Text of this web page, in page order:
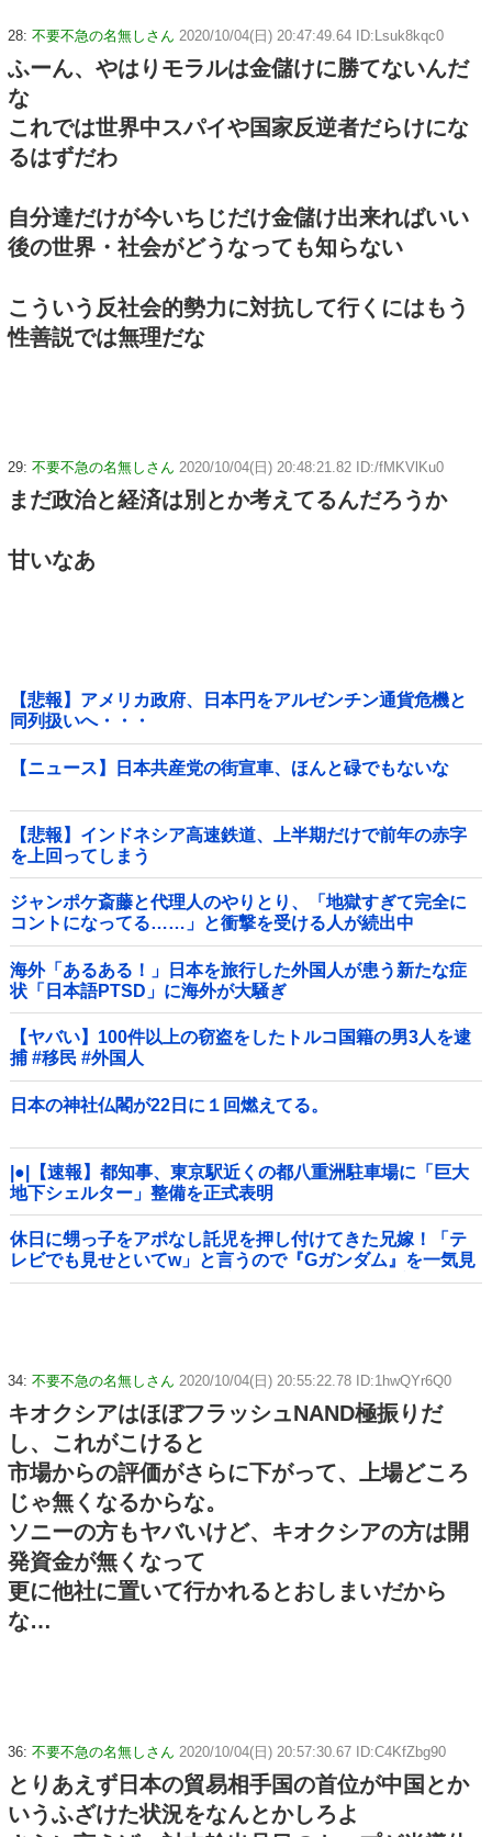
28: 不要不急の名無しさん 2020/10/04(日) 20:47:49.64 ID:Lsuk8kqc0
ふーん、やはりモラルは金儲けに勝てないんだ
な
これでは世界中スパイや国家反逆者だらけにな
るはずだわ
自分達だけが今いちじだけ金儲け出来ればいい
後の世界・社会がどうなっても知らない
こういう反社会的勢力に対抗して行くにはもう
性善説では無理だな
29: 不要不急の名無しさん 2020/10/04(日) 20:48:21.82 ID:/fMKVlKu0
まだ政治と経済は別とか考えてるんだろうか
甘いなあ
【悲報】アメリカ政府、日本円をアルゼンチン通貨危機と
同列扱いへ・・・
【ニュース】日本共産党の街宣車、ほんと碌でもないな
【悲報】インドネシア高速鉄道、上半期だけで前年の赤字
を上回ってしまう
wwwwwwwwwwwwwwwwwwwwwwwwwwwwwwwwwww
wwwwwwwwww他
ジャンポケ斎藤と代理人のやりとり、「地獄すぎて完全に
コントになってる……」と衝撃を受ける人が続出中
海外「あるある！」日本を旅行した外国人が患う新たな症
状「日本語PTSD」に海外が大騒ぎ
【ヤバい】100件以上の窃盗をしたトルコ国籍の男3人を逮
捕 #移民 #外国人
日本の神社仏閣が22日に１回燃えてる。
|●|【速報】都知事、東京駅近くの都八重洲駐車場に「巨大
地下シェルター」整備を正式表明
休日に甥っ子をアポなし託児を押し付けてきた兄嫁！「テ
レビでも見せといてw」と言うので『Gガンダム』を一気見
させた結果……甥っ子が重度の中二病を発症して家で大暴
34: 不要不急の名無しさん 2020/10/04(日) 20:55:22.78 ID:1hwQYr6Q0
キオクシアはほぼフラッシュNAND極振りだ
し、これがこけると
市場からの評価がさらに下がって、上場どころ
じゃ無くなるからな。
ソニーの方もヤバいけど、キオクシアの方は開
発資金が無くなって
更に他社に置いて行かれるとおしまいだから
な…
36: 不要不急の名無しさん 2020/10/04(日) 20:57:30.67 ID:C4KfZbg90
とりあえず日本の貿易相手国の首位が中国とか
いうふざけた状況をなんとかしろよ